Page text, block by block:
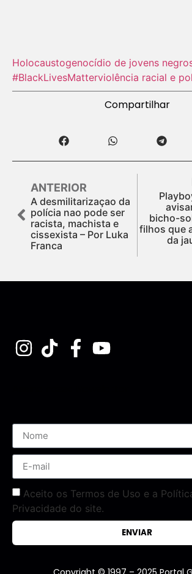
Holocausto‬genocídio de jovens
#BlackLivesMatterviolência racial e
Compartilhar
ANTERIOR
A desmilitarizaçao da
polícia nao pode ser
racista, machista e
cissexista – Por Luka
Franca
bicho-
filhos que
da
Aceito os Termos de Uso e a
Privacidade do site.
ENVIAR